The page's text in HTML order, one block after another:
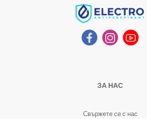
ЗА НАС
Свържете се с нас